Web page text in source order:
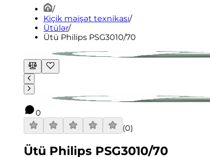
/
Kiçik məişət texnikası/
Ütülər/
Ütü Philips PSG3010/70
0
(0)
Ütü Philips PSG3010/70